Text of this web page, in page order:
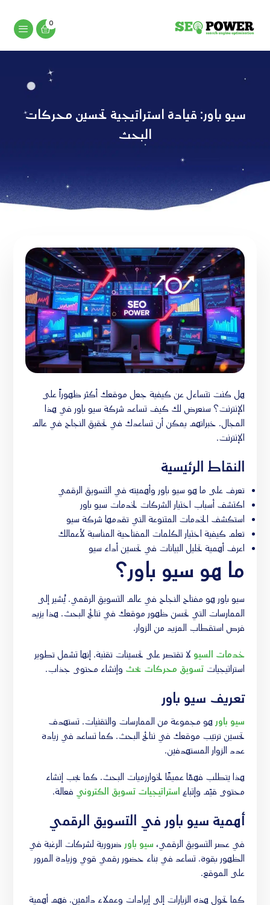
سيو باور: قيادة استراتيجية تحسين محركات
البحث
هل كنت تتساءل عن كيفية جعل موقعك أكثر ظهوراً على
الإنترنت؟ سنعرض لك كيف تساعد شركة سيو باور في هذا
المجال. خبراتهم يمكن أن تساعدك في تحقيق النجاح في عالم
الإنترنت.
النقاط الرئيسية
تعرف على ما هو سيو باور وأهميته في التسويق الرقمي
اكتشف أسباب اختيار الشركات لخدمات سيو باور
استكشف الخدمات المتنوعة التي تقدمها شركة سيو
تعلم كيفية اختيار الكلمات المفتاحية المناسبة لأعمالك
اعرف أهمية تحليل البيانات في تحسين أداء سيو
ما هو سيو باور؟
سيو باور هو مفتاح النجاح في عالم التسويق الرقمي. يُشير إلى
الممارسات التي تحسن ظهور موقعك في نتائج البحث. هذا يزيد
فرص استقطاب المزيد من الزوار.
خدمات السيو لا تقتصر على تحسينات تقنية. إنها تشمل تطوير
استراتيجياتتسويق محركات بحث وإنشاء محتوى جذاب.
تعريف سيو باور
سيو باورهو مجموعة من الممارسات والتقنيات. تستهدف
تحسين ترتيب موقعك في نتائج البحث. كما تساعد في زيادة
عدد الزوار المستهدفين.
هذا يتطلب فهمًا عميقًا لخوارزميات البحث. كما يجب إنشاء
محتوى قيّم وإتباع استراتيجيات تسويق الكتروني فعالة.
أهمية سيو باور في التسويق الرقمي
في عصر التسويق الرقمي، سيو باور ضرورية لشركات الرغبة في
الظهور بقوة. تساعد في بناء حضور رقمي قوي وزيادة المرور
على الموقع.
كما تحول هذه الزيارات إلى إيرادات وعملاء دائمين. فهم أهمية